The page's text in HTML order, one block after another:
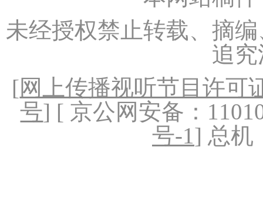
未经授权禁止转载、摘
追
[网上传播视听节目许可
号] [ 京公网安备：
号-1] 总机